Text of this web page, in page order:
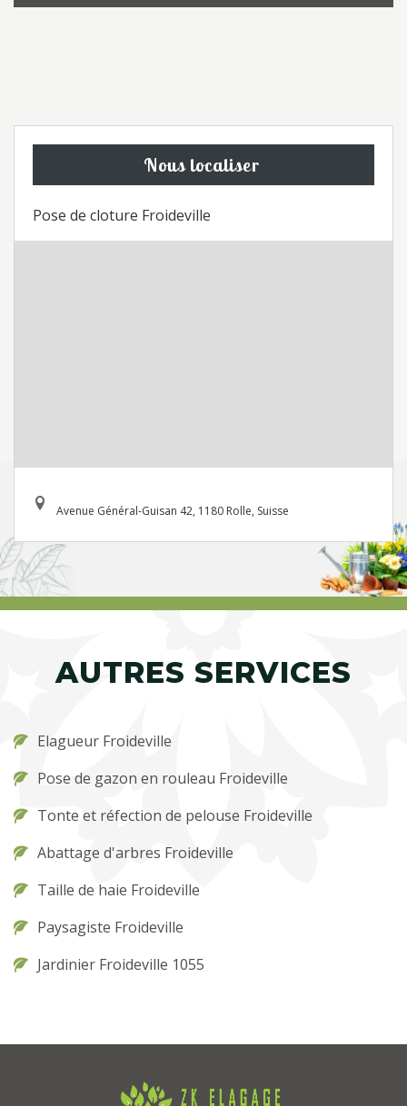
Nous localiser
Pose de cloture Froideville
Avenue Général-Guisan 42, 1180 Rolle, Suisse
AUTRES SERVICES
Elagueur Froideville
Pose de gazon en rouleau Froideville
Tonte et réfection de pelouse Froideville
Abattage d'arbres Froideville
Taille de haie Froideville
Paysagiste Froideville
Jardinier Froideville 1055